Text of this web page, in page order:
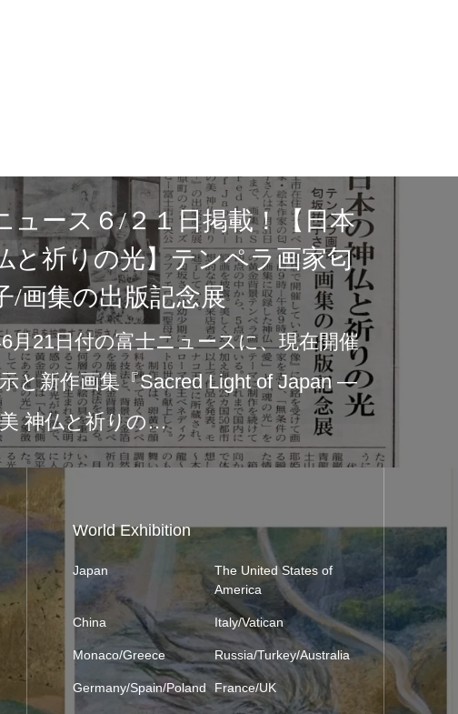
タリーズコーヒー富士
にて展示が始まりまし
Sacred Light of Japan
2026年6月1日より、タリー
中央公園店にて作品展示が
の展示は、新作画集『
World Exhibition
Japan
The United States of
America
China Italy/Vatican
Monaco/Greece Russia/Turkey/Australia
Germany/Spain/Poland France/UK